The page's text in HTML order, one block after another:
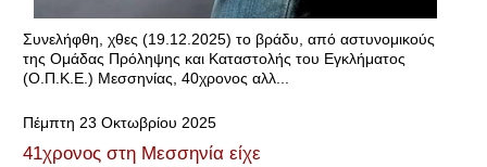
Συνελήφθη, χθες (19.12.2025) το βράδυ, από αστυνομικούς
της Ομάδας Πρόληψης και Καταστολής του Εγκλήματος
(Ο.Π.Κ.Ε.) Μεσσηνίας, 40χρονος αλλ...
Πέμπτη 23 Οκτωβρίου 2025
41χρονος στη Μεσσηνία είχε